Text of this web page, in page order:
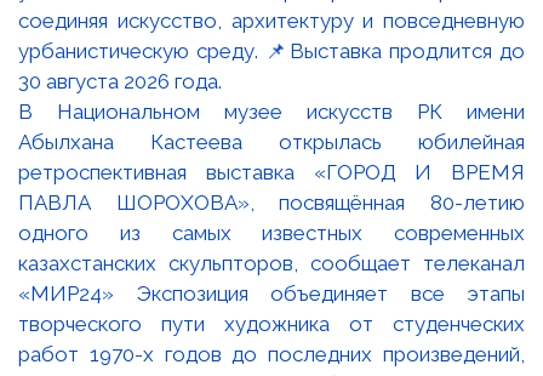
В Национальном музее искусств РК имени
Абылхана Кастеева открылась юбилейная
ретроспективная выставка «ГОРОД И ВРЕМЯ
ПАВЛА ШОРОХОВА», посвящённая 80-летию
одного из самых известных современных
казахстанских скульпторов, сообщает телеканал
«МИР24» Экспозиция объединяет все этапы
творческого пути художника от студенческих
работ 1970-х годов до последних произведений,